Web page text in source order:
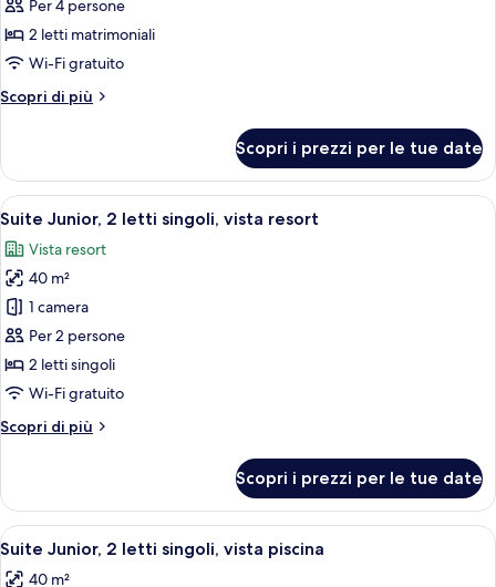
Presidenziale,
2
camere
letto,
(Balcony)
Per 4 persone
2 letti matrimoniali
Wi-Fi gratuito
Scopri di più
Altri
Presidenziale,
camere
letto,
vista
resort
(Balcony)
Scopri i prezzi per le tue date
Apri
tutte
le
foto
per
Suite
Junior,
2
singoli,
Una camera d'albergo con un letto
5
Suite Junior, 2 letti singoli, vista resort
Vista resort
40 m²
1 camera
Per 2 persone
2 letti singoli
Wi-Fi gratuito
Scopri di più
Altri
Junior,
letti
Scopri i prezzi per le tue date
Apri
tutte
Una camera d'albergo con balcone,
6
Suite Junior, 2 letti singoli, vista piscina
40 m²